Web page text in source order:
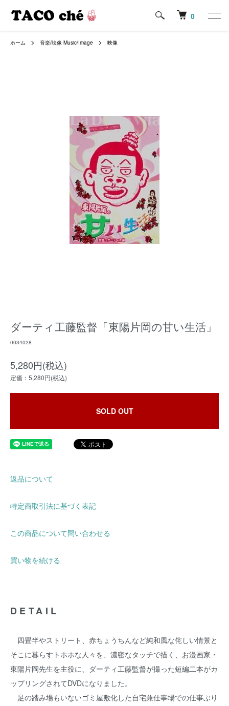
0
ホーム 音楽/映像 Music/Image 映像
ダーティ工藤監督「東陽片岡の甘い生活」
0034028
5,280円(税込)
定価：5,280円(税込)
SOLD OUT
返品について
特定商取引法に基づく表記
この商品について問い合わせる
買い物を続ける
DETAIL
四畳半やストリート、赤ちょうちんなど純和風な侘しい情景と
そこに暮らすトホホな人々を、濃密なタッチで描く、お漫画家・
東陽片岡先生を主役に、ダーティ工藤監督が撮った短編二本がカ
ップリングされてDVDになりました。
足の踏み場もいないゴミ屋敷化した自宅兼仕事場での仕事ぶり